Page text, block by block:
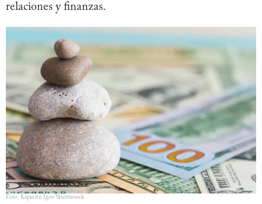
relaciones y finanzas.
Foto: Kapustin Igor/Shutterstock